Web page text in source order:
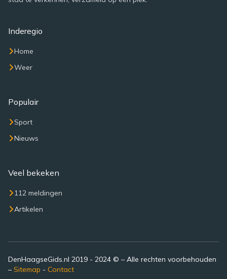
Inderegio
Home
Weer
Populair
Sport
Nieuws
Veel bekeken
112 meldingen
Artikelen
DenHaagseGids.nl 2019 - 2024 © – Alle rechten voorbehouden
– Sitemap - Contact